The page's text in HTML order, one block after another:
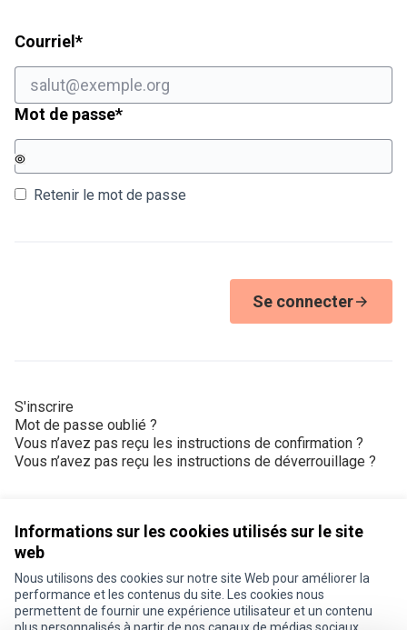
Informations sur les cookies utilisés sur le site
web
Nous utilisons des cookies sur notre site Web pour améliorer la
performance et les contenus du site. Les cookies nous
permettent de fournir une expérience utilisateur et un contenu
Courriel *Champ obligatoire
Mot de passe*Champ obligatoire
Retenir le mot de passe
Se connecter
S'inscrire
Mot de passe oublié ?
Vous n’avez pas reçu les instructions de confirmation ?
Vous n’avez pas reçu les instructions de déverrouillage ?
Conditions d'utilisation
Paramètres des cookies
Je participe ! sur X
Je participe ! sur Facebook
Je participe ! sur Instagram